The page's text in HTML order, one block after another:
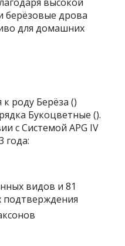
берёзовые дрова
для домашних
к роду Берёза ()
Букоцветные ().
с Системой APG IV
года:
видов и 81